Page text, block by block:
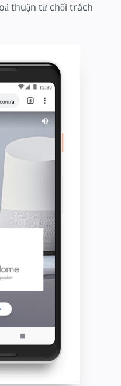
thuận từ chối trách